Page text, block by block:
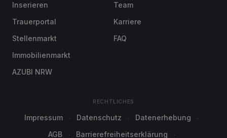
Inserieren
Trauerportal
Stellenmarkt
Immobilienmarkt
AZUBI NRW
Team
Karriere
FAQ
RECHTLICHES
Impressum Datenschutz
Datenerhebung
AGB
Barrierefreiheitserklärung